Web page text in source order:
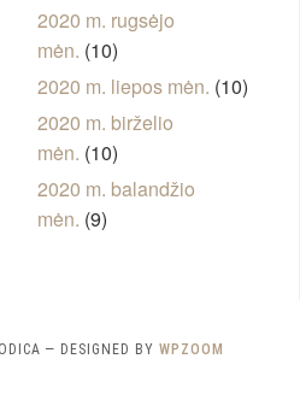
2020 m. rugsėjo
mėn. (10)
2020 m. liepos mėn. (10)
2020 m. birželio
mėn. (10)
2020 m. balandžio
mėn. (9)
— DESIGNED BY WPZOOM